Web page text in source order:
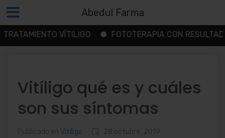
VÍTILIGO
FOTOTERAPIA CON RESULTADOS
Vitíligo qué es y cuáles
son sus síntomas
Vitíligo
Abedul Farma